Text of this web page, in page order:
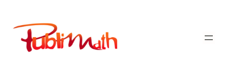
contenu
Publimath